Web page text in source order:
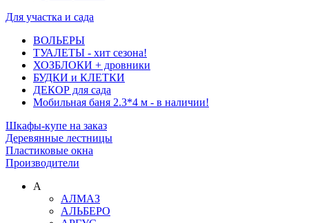
Для участка и сада
ВОЛЬЕРЫ
ТУАЛЕТЫ - хит сезона!
ХОЗБЛОКИ + дровники
БУДКИ и КЛЕТКИ
ДЕКОР для сада
Мобильная баня 2.3*4 м - в наличии!
Шкафы-купе на заказ
Деревянные лестницы
Пластиковые окна
Производители
А
АЛМАЗ
АЛЬБЕРО